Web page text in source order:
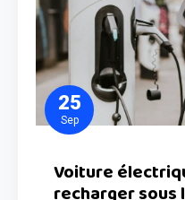
25
Sep
Voiture
recharger sous